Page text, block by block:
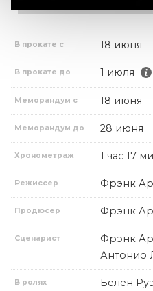
В прокате с 18 июня
В прокате до 1 июля
Меморандум с 18 июня
Меморандум до 28 июня
Хронометраж 1 час 17
Режиссер Фрэнк
Продюсер Фрэнк
Сценарист
Фрэнк
Антонио
В ролях
Белен